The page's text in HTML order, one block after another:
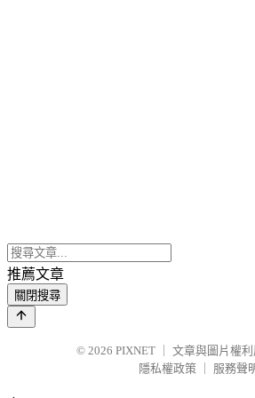
推薦文章
關閉搜尋
© 2026 PIXNET
文章與圖片權
隱私權政策
服務聲